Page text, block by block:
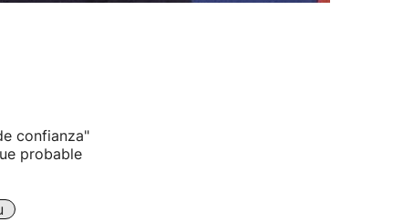
confianza"
probable